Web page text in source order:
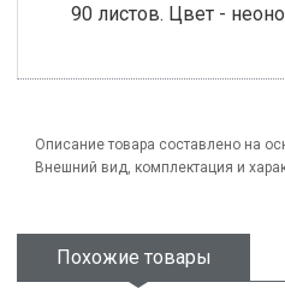
90 листов. Цвет -
Описание товара составлено на
Внешний вид, комплектация и
Похожие товары